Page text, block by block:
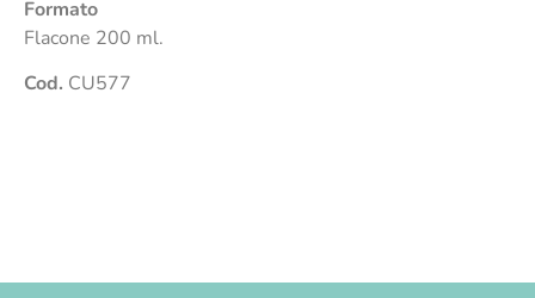
Formato
Flacone 200 ml.
Cod. CU577